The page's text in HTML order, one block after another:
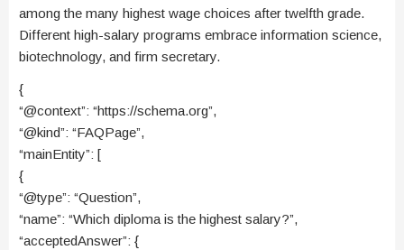
among the many highest wage choices after twelfth grade.
Different high-salary programs embrace information science,
biotechnology, and firm secretary.
{
“@context”: “https://schema.org”,
“@kind”: “FAQPage”,
“mainEntity”: [
{
“@type”: “Question”,
“name”: “Which diploma is the highest salary?”,
“acceptedAnswer”: {